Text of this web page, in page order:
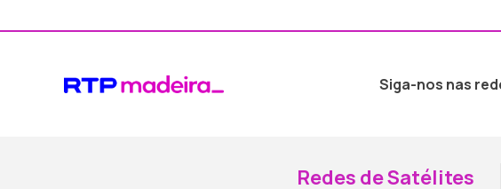
Siga-nos nas
Redes de Satélites